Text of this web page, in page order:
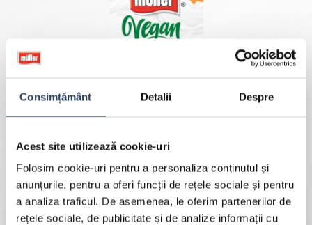
Consimțământ Detalii Despre
Acest site utilizează cookie-uri
Folosim cookie-uri pentru a personaliza conținutul și
anunțurile, pentru a oferi funcții de rețele sociale și pentru
a analiza traficul. De asemenea, le oferim partenerilor de
rețele sociale, de publicitate și de analize informații cu